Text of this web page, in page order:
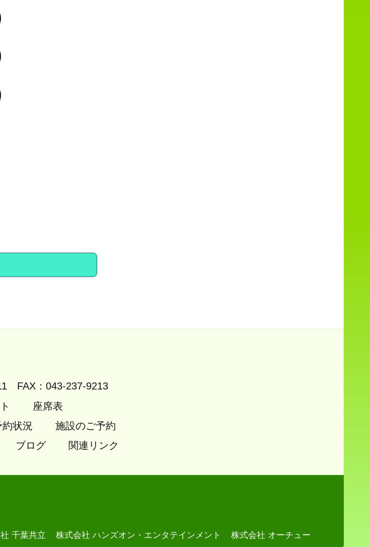
FAX：043-237-9213
座席表
約状況 施設のご予約
ブログ
関連リンク
千葉共立 株式会社 ハンズオン・エンタテインメント 株式会社 オーチュー